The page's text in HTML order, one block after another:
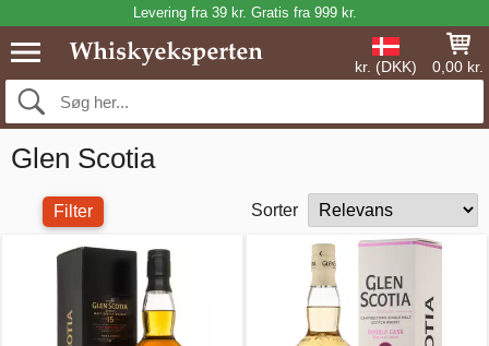
Levering fra 39 kr. Gratis fra 999 kr.
kr. (DKK) 0,00 kr.
Glen Scotia
Filter Sorter